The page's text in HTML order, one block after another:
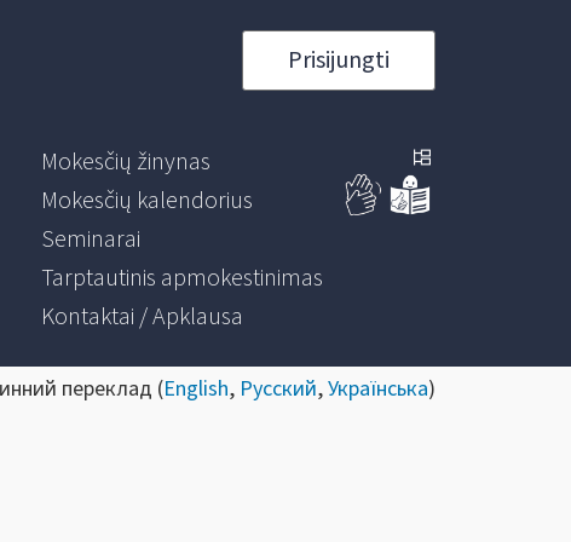
Prisijungti
Mokesčių žinynas
Mokesčių kalendorius
Seminarai
Tarptautinis apmokestinimas
Kontaktai / Apklausa
переклад (English, Русский,Українська)